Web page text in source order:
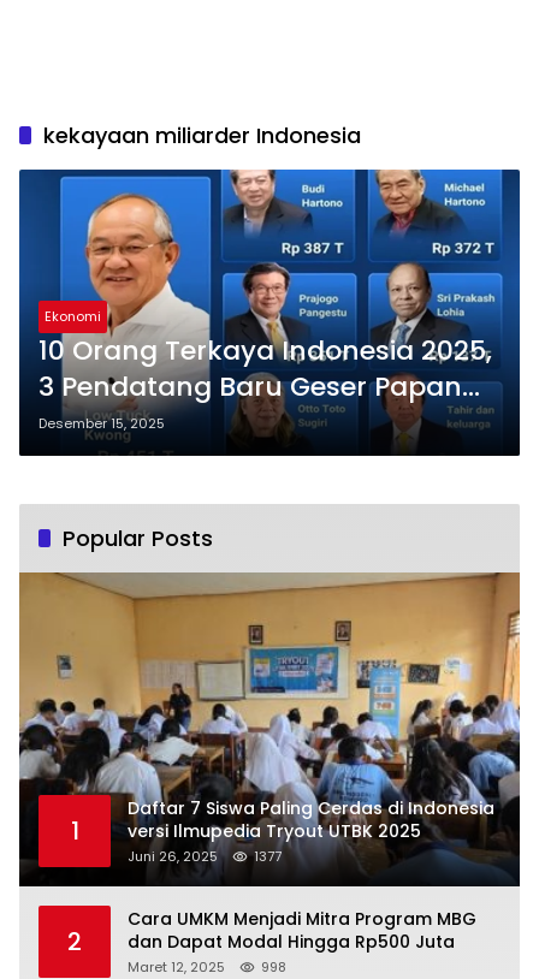
kekayaan miliarder Indonesia
Ekonomi
10 Orang Terkaya Indonesia 2025,
3 Pendatang Baru Geser Papan
Atas
Desember 15, 2025
Popular Posts
1
Daftar 7 Siswa Paling Cerdas di Indonesia
versi Ilmupedia Tryout UTBK 2025
Juni 26, 2025 1377
2
Cara UMKM Menjadi Mitra Program MBG
dan Dapat Modal Hingga Rp500 Juta
Maret 12, 2025 998